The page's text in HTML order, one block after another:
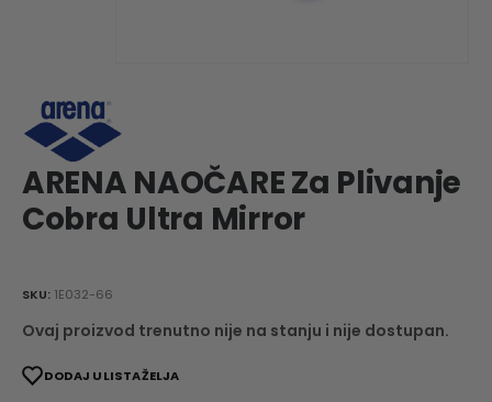
ARENA NAOČARE Za Plivanje
Cobra Ultra Mirror
SKU: 1E032-66
Ovaj proizvod trenutno nije na stanju i nije dostupan.
DODAJ U LISTA ŽELJA